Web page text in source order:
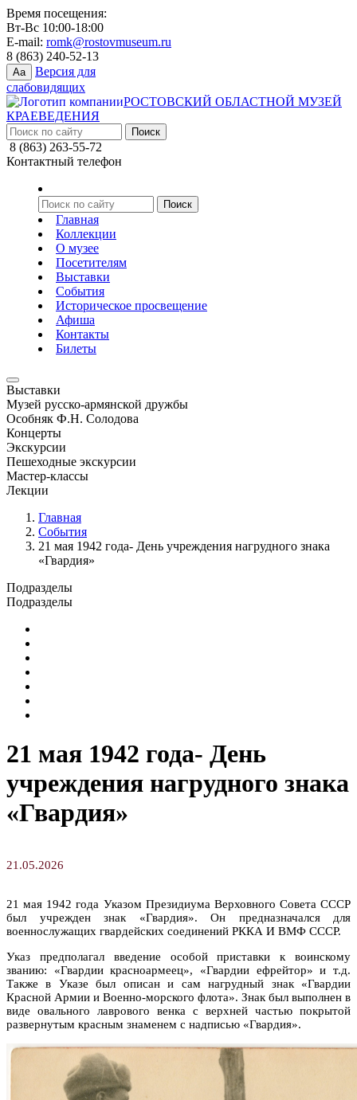
Время посещения:
Вт-Вс 10:00-18:00
E-mail: romk@rostovmuseum.ru
8 (863) 240-52-13
Aa
Версия для
слабовидящих
РОСТОВСКИЙ ОБЛАСТНОЙ МУЗЕЙ
КРАЕВЕДЕНИЯ
8 (863) 263-55-72
Контактный телефон
Главная
Коллекции
О музее
Посетителям
Выставки
События
Историческое просвещение
Афиша
Контакты
Билеты
Выставки
Музей русско-армянской дружбы
Особняк Ф.Н. Солодова
Концерты
Экскурсии
Пешеходные экскурсии
Мастер-классы
Лекции
Главная
События
21 мая 1942 года- День учреждения нагрудного знака
«Гвардия»
Подразделы
Подразделы
21 мая 1942 года- День
учреждения нагрудного знака
«Гвардия»
21.05.2026
21 мая 1942 года Указом Президиума Верховного Совета СССР
был учрежден знак «Гвардия». Он предназначался для
военнослужащих гвардейских соединений РККА И ВМФ СССР.
Указ предполагал введение особой приставки к воинскому
званию: «Гвардии красноармеец», «Гвардии ефрейтор» и т.д.
Также в Указе был описан и сам нагрудный знак «Гвардии
Красной Армии и Военно-морского флота». Знак был выполнен в
виде овального лаврового венка с верхней частью покрытой
развернутым красным знаменем с надписью «Гвардия».